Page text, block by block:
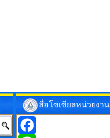
สื่อโซเซียลหน่วยงาน